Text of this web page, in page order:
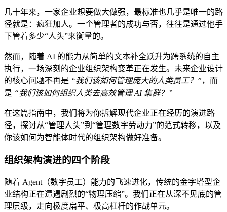
几十年来，一家企业想要做大做强，最标准也几乎是唯一的路
径就是：疯狂加人。一个管理者的成功与否，往往是通过他手
下管着多少“人头”来衡量的。
然而，随着 AI 的能力从简单的文本补全跃升为跨系统的自主
执行，一场深刻的企业组织架构变革正在发生。未来企业设计
的核心问题不再是 “我们该如何管理庞大的人类员工？”，而
是 “我们该如何组织人类去高效管理 AI 集群？”
在这篇指南中，我们将为你拆解现代企业正在经历的演进路
径，探讨从“管理人头”到“管理数字劳动力”的范式转移，以及
你该如何为智能体时代的组织架构做好准备。
组织架构演进的四个阶段
随着 Agent（数字员工）能力的飞速进化，传统的金字塔型企
业结构正在遭遇剧烈的“物理压缩”。我们正在从深不见底的管
理层级，走向极度扁平、极高杠杆的作战单元。